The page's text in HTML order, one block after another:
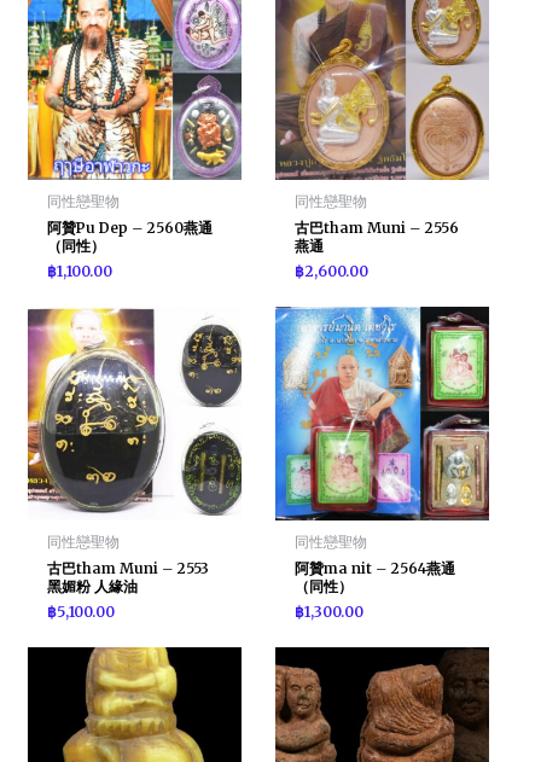
同性戀聖物
阿贊Pu Dep – 2560燕通
（同性）
฿1,100.00
同性戀聖物
古巴tham Muni – 2556
燕通
฿2,600.00
同性戀聖物
古巴tham Muni – 2553
黑媚粉 人緣油
฿5,100.00
同性戀聖物
阿贊ma nit – 2564燕通
（同性）
฿1,300.00